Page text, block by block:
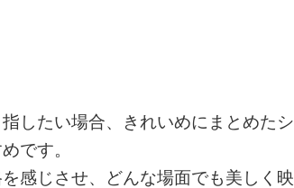
したい場合、きれいめにまとめたシ
です。
感じさせ、どんな場面でも美しく映